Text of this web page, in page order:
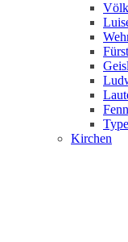
Kirchen